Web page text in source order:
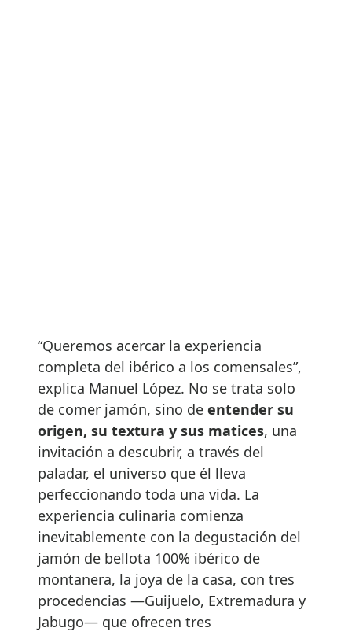
“Queremos acercar la experiencia
completa del ibérico a los comensales”,
explica Manuel López. No se trata solo
de comer jamón, sino de entender su
origen, su textura y sus matices, una
invitación a descubrir, a través del
paladar, el universo que él lleva
perfeccionando toda una vida. La
experiencia culinaria comienza
inevitablemente con la degustación del
jamón de bellota 100% ibérico de
montanera, la joya de la casa, con tres
procedencias —Guijuelo, Extremadura y
Jabugo— que ofrecen tres